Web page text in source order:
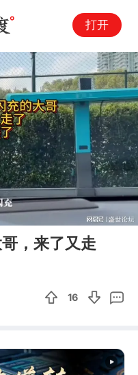
打开
01:34
，来了又走
16